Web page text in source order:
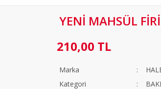
YENİ MAHSÜL
210,00 TL
Marka
Kategori